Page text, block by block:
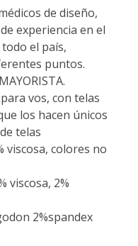
de diseño,
experiencia en el
el país,
puntos.
vos, con telas
los hacen únicos
telas
viscosa, colores no
viscosa, 2%
2%spandex